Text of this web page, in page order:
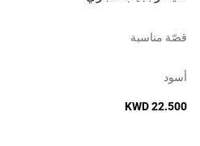
قصّة مناسبة
أسود
KWD 22.500